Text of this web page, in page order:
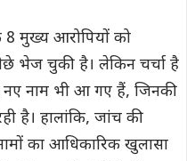
मुख्य आरोपियों को
भेज चुकी है। लेकिन चर्चा है
नाम भी आ गए हैं, जिनकी
है। हालांकि, जांच की
का आधिकारिक खुलासा